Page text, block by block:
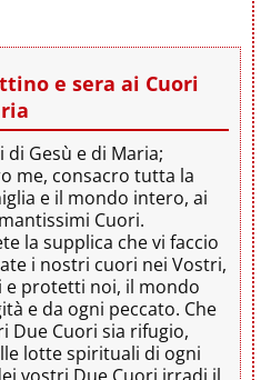
e sera ai Cuori
di Gesù e di Maria;
me, consacro tutta la
e il mondo intero, ai
Cuori.
la supplica che vi faccio
i nostri cuori nei Vostri,
protetti noi, il mondo
e da ogni peccato. Che
Due Cuori sia rifugio,
lotte spirituali di ogni